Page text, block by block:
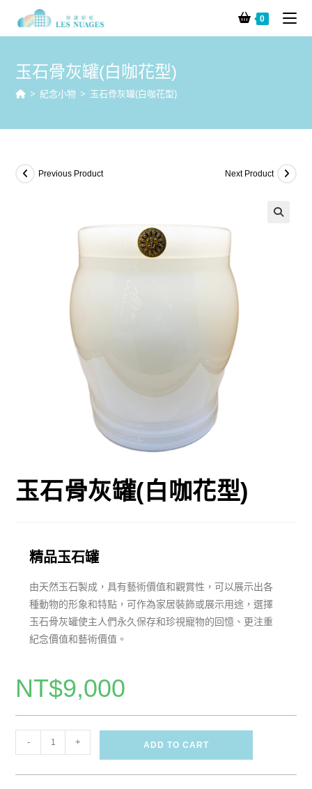
0
玉石骨灰罐(白咖花型)
> 紀念小物 > 玉石骨灰罐(白咖花型)
Previous Product Next Product
玉石骨灰罐(白咖花型)
精品玉石罐
由天然玉石製成，具有藝術價值和觀賞性，可以展示出各
種動物的形象和特點，可作為家居裝飾或展示用途，選擇
玉石骨灰罐使主人們永久保存和珍視寵物的回憶、更注重
紀念價值和藝術價值。
NT$9,000
- + ADD TO CART